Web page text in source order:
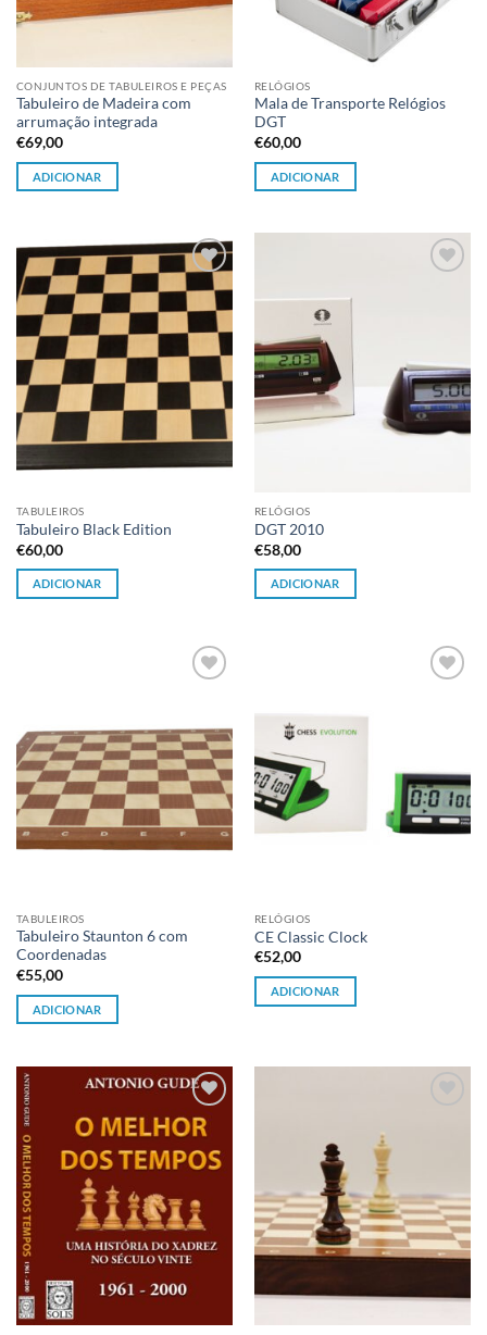
CONJUNTOS DE TABULEIROS E PEÇAS
Tabuleiro de Madeira com
arrumação integrada
€69,00
ADICIONAR
RELÓGIOS
Mala de Transporte Relógios
DGT
€60,00
ADICIONAR
Adicionar
à lista de
desejos
TABULEIROS
Tabuleiro Black Edition
€60,00
ADICIONAR
RELÓGIOS
DGT 2010
€58,00
ADICIONAR
desejos
TABULEIROS
Tabuleiro Staunton 6 com
Coordenadas
€55,00
ADICIONAR
RELÓGIOS
CE Classic Clock
€52,00
ADICIONAR
Adicionar
à lista de
desejos